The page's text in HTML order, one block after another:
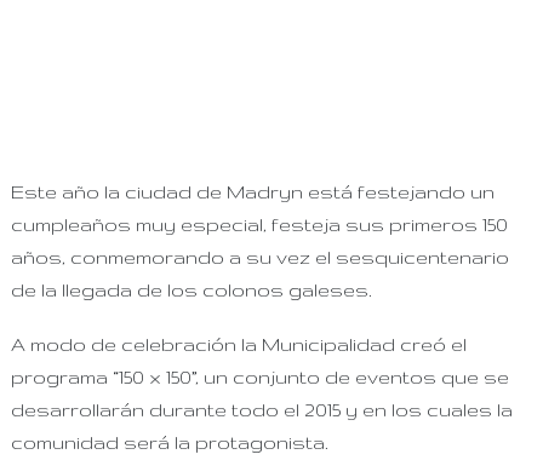
Este año la ciudad de Madryn está festejando un
cumpleaños muy especial, festeja sus primeros 150
años, conmemorando a su vez el sesquicentenario
de la llegada de los colonos galeses.
A modo de celebración la Municipalidad creó el
programa “150 x 150”, un conjunto de eventos que se
desarrollarán durante todo el 2015 y en los cuales la
comunidad será la protagonista.